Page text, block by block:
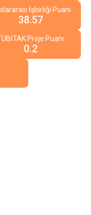
İşbirliği Puanı
38.57
Proje Puanı
0.2